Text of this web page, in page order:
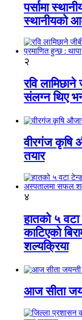
पर्सामा
स्थानीयको
२
रवि लामिछाने
संलग्न थिए
वीरगंज कृषि
तयार
४
हातको ५
काटिएको
शल्यक्रिया
आज सीता